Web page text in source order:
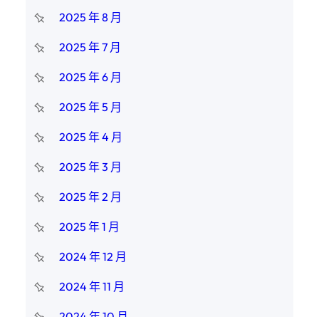
2025 年 8 月
2025 年 7 月
2025 年 6 月
2025 年 5 月
2025 年 4 月
2025 年 3 月
2025 年 2 月
2025 年 1 月
2024 年 12 月
2024 年 11 月